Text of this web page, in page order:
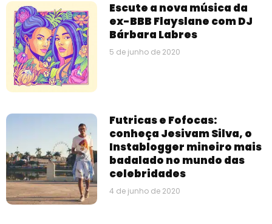
Escute a nova música da
ex-BBB Flayslane com DJ
Bárbara Labres
5 de junho de 2020
Futricas e Fofocas:
conheça Jesivam Silva, o
Instablogger mineiro mais
badalado no mundo das
celebridades
4 de junho de 2020